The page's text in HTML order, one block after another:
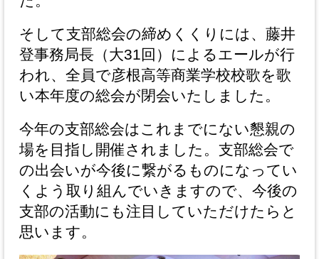
そして支部総会の締めくくりには、藤井
登事務局長（大31回）によるエールが行
われ、全員で彦根高等商業学校校歌を歌
い本年度の総会が閉会いたしました。
今年の支部総会はこれまでにない懇親の
場を目指し開催されました。支部総会で
の出会いが今後に繋がるものになってい
くよう取り組んでいきますので、今後の
支部の活動にも注目していただけたらと
思います。